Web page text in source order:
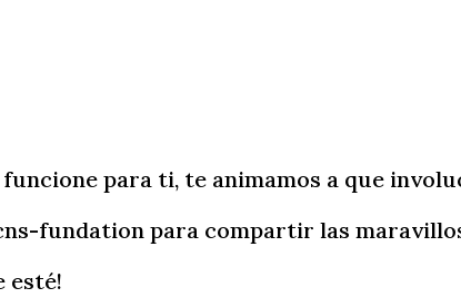
para ti, te animamos a que
fundation para compartir las
esté!